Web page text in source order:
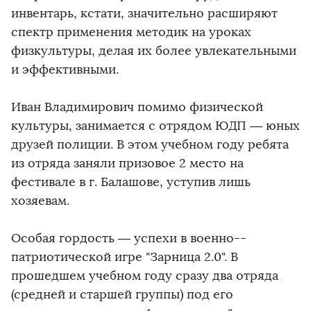
инвентарь, кстати, значительно расширяют
спектр применения методик на уроках
физкультуры, делая их более увлекательными
и эффективными.
Иван Владимирович помимо физической
культуры, занимается с отрядом ЮДП — юных
друзей полиции. В этом учебном году ребята
из отряда заняли призовое 2 место на
фестивале в г. Балашове, уступив лишь
хозяевам.
Особая гордость — успехи в военно-­
патриотической игре "Зарница 2.0". В
прошедшем учебном году сразу два отряда
(средней и старшей группы) под его